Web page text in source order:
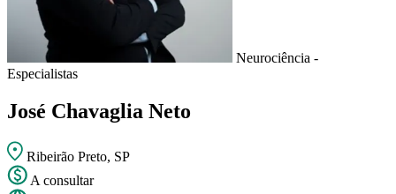
Neurociência -
Especialistas
José Chavaglia Neto
Ribeirão Preto, SP
A consultar